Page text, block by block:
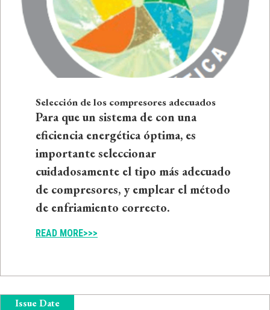
Selección de los compresores adecuados
Para que un sistema de con una
eficiencia energética óptima, es
importante seleccionar
cuidadosamente el tipo más adecuado
de compresores, y emplear el método
de enfriamiento correcto.
READ MORE>>>
Issue Date